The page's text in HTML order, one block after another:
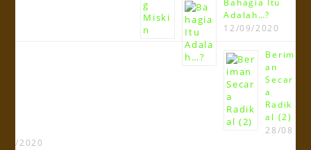
Bahagia Itu
Adalah…?
12/09/2020
Berim
an
Secar
a
Radik
al (2)
28/08
/2020